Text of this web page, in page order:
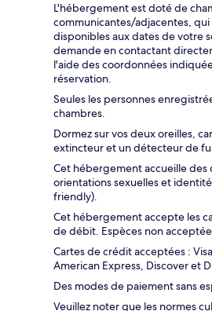
L'hébergement est doté de
communicantes/adjacentes,
disponibles aux dates de votre
demande en contactant
l'aide des coordonnées
réservation.
Seules les personnes
chambres.
Dormez sur vos deux oreilles,
extincteur et un détecteur de
Cet hébergement accueille des
orientations sexuelles et
friendly).
Cet hébergement accepte les
de débit. Espèces non
Cartes de crédit acceptées :
American Express, Discover et
Des modes de paiement sans
Veuillez noter que les normes